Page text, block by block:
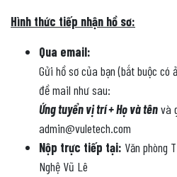
Hình thức tiếp nhận hồ sơ:
Qua email:
Gửi hồ sơ của bạn (bắt buộc có
đề mail như sau:
Ứng tuyển vị trí+ Họ và tênvà
admin@vuletech.com
Nộp trực tiếp tại: Văn phòng
Nghệ Vũ Lê